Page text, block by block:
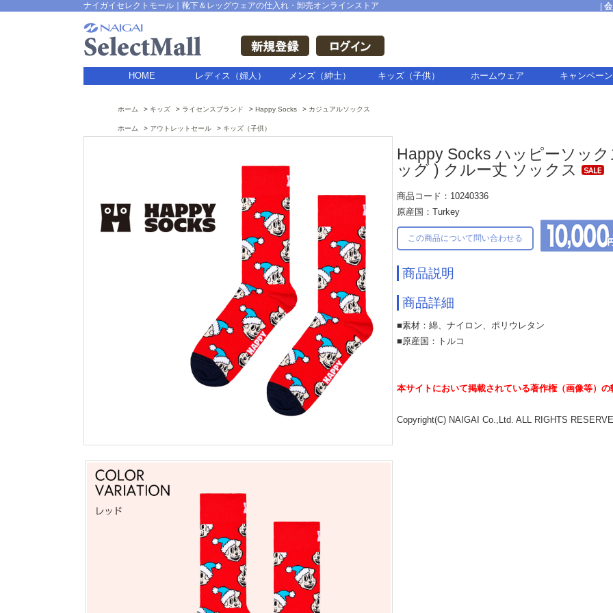
ナイガイセレクトモール｜靴下＆レッグウェアの仕入れ・卸売オンラインストア
HOME レディス（婦人） メンズ（紳士） キッズ（子供） ホームウェア キャンペーン
ホーム キッズ ライセンスブランド Happy Socks カジュアルソックス
ホーム アウトレットセール キッズ（子供）
Happy Socks ハッピーソッ
ッグ ) クルー丈 ソックス
商品コード：10240336
原産国：Turkey
この商品について問い合わせる
商品説明
商品詳細
■素材：綿、ナイロン、ポリウレタン
■原産国：トルコ
本サイトにおいて掲載されている著作権（画像等）の
Copyright(C) NAIGAI Co.,Ltd. ALL RIGHTS